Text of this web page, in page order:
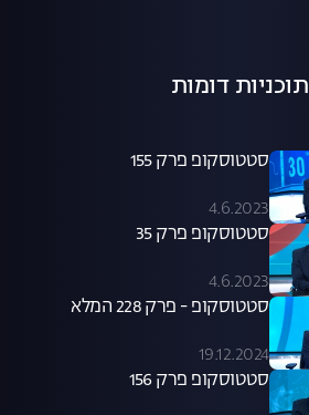
תוכניות דומות
סטטוסקופ פרק 155
4.6.2023
סטטוסקופ פרק 35
4.6.2023
סטטוסקופ - פרק 228 המלא
19.12.2024
סטטוסקופ פרק 156